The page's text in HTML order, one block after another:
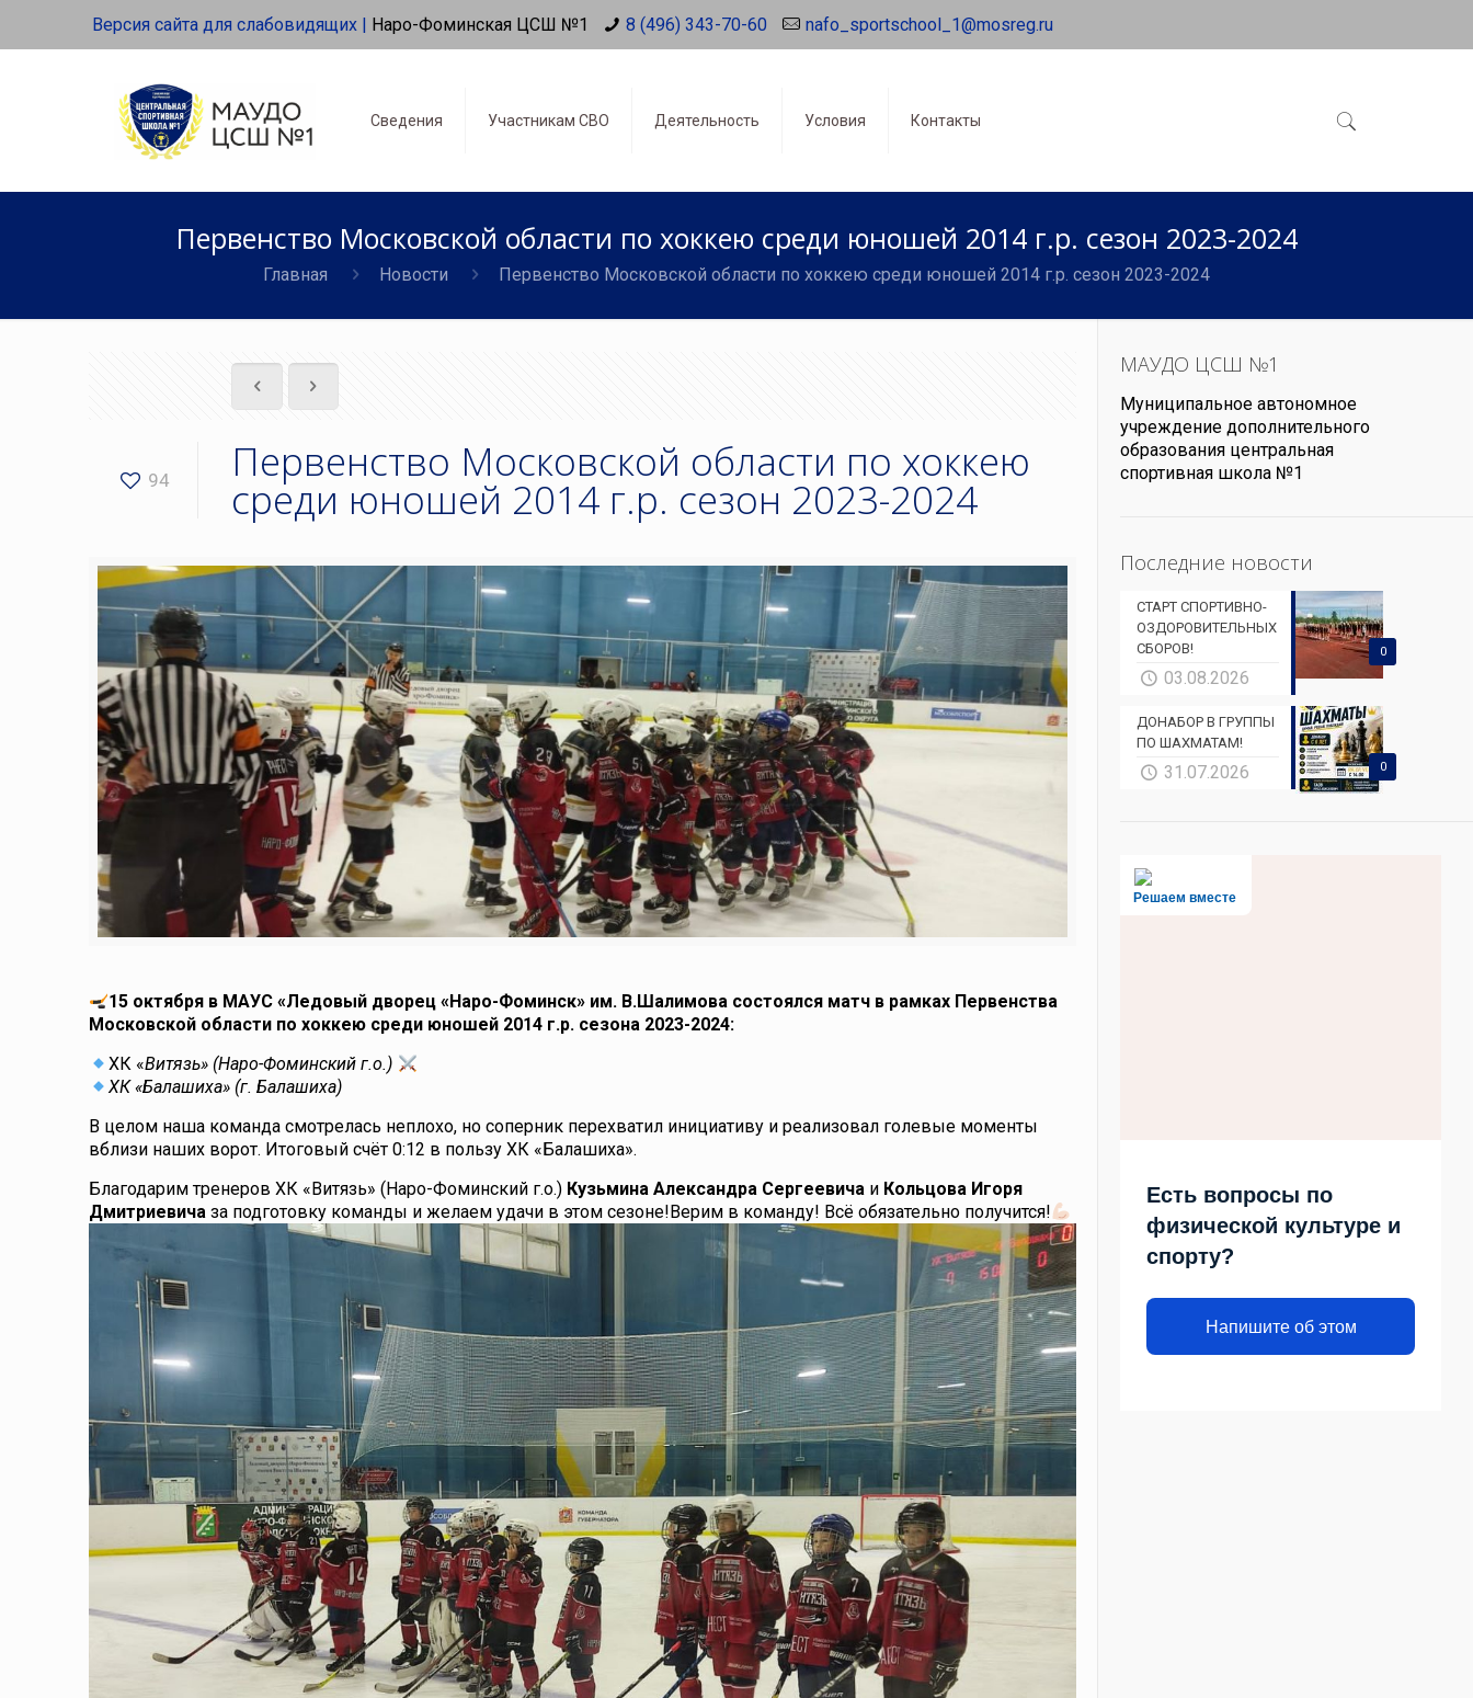
Версия сайта для слабовидящих | Наро-Фоминская ЦСШ №1 8 (496) 343-70-60 nafo_sportschool_1@mosreg.ru
Сведения Участникам СВО Деятельность Условия Контакты
Первенство Московской области по хоккею среди юношей 2014 г.р. сезон 2023-2024
Главная Новости Первенство Московской области по хоккею среди юношей 2014 г.р. сезон 2023-2024
94 Первенство Московской области по хоккею
среди юношей 2014 г.р. сезон 2023-2024
15 октября в МАУС «Ледовый дворец «Наро-Фоминск» им. В.Шалимова состоялся матч в рамках Первенства
Московской области по хоккею среди юношей 2014 г.р. сезона 2023-2024:
ХК «Витязь» (Наро-Фоминский г.о.)
ХК «Балашиха» (г. Балашиха)
В целом наша команда смотрелась неплохо, но соперник перехватил инициативу и реализовал голевые моменты
вблизи наших ворот. Итоговый счёт 0:12 в пользу ХК «Балашиха».
Благодарим тренеров ХК «Витязь» (Наро-Фоминский г.о.) Кузьмина Александра Сергеевича и Кольцова Игоря
Дмитриевича за подготовку команды и желаем удачи в этом сезоне!Верим в команду! Всё обязательно получится!
МАУДО ЦСШ №1
Муниципальное автономное
учреждение дополнительного
образования центральная
спортивная школа №1
Последние новости
0
СТАРТ СПОРТИВНО-
ОЗДОРОВИТЕЛЬНЫХ
СБОРОВ!
03.08.2026
0
ДОНАБОР В ГРУППЫ
ПО ШАХМАТАМ!
31.07.2026
Решаем вместе
Есть вопросы по
физической культуре и
спорту?
Напишите об этом